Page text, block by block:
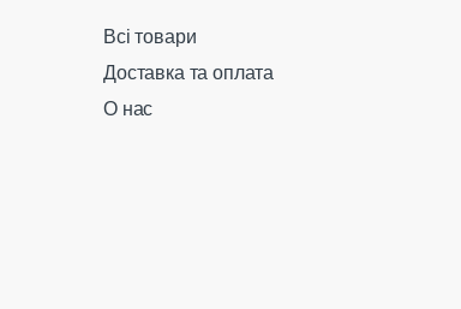
Всі товари
Доставка та оплата
О нас